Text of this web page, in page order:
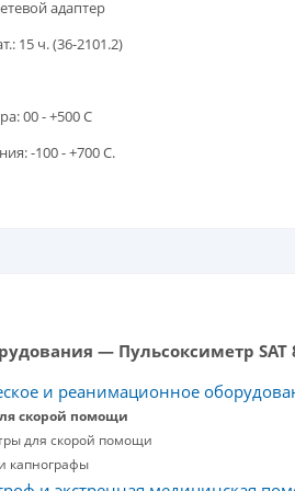
адаптер
15 ч. (36-2101.2)
00 - +500 C
-100 - +700 C.
— Пульсоксиметр SAT
и реанимационное
скорой помощи
для скорой помощи
капнографы